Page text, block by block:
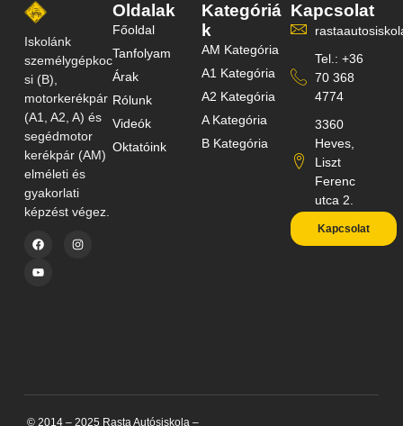
Iskolánk
személygépkoc
si (B),
motorkerékpár
(A1, A2, A) és
segédmotor
kerékpár (AM)
elméleti és
gyakorlati
képzést végez.
Oldalak
Főoldal
Tanfolyam
Árak
Rólunk
Videók
Oktatóink
Kategóriá
k
AM Kategória
A1 Kategória
A2 Kategória
A Kategória
B Kategória
Kapcsolat
Tel.: +36
70 368
4774
3360
Heves,
Liszt
Ferenc
utca 2.
Kapcsolat
© 2014 – 2025 Rasta Autósiskola –